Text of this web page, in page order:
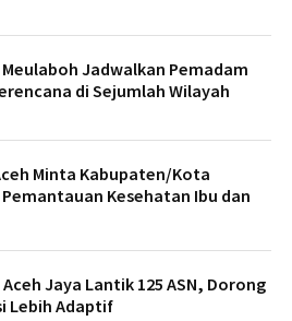
Meulaboh Jadwalkan Pemadam
di Sejumlah Wilayah
Minta Kabupaten/Kota
Kesehatan Ibu dan
Jaya Lantik 125 ASN, Dorong
Lebih Adaptif